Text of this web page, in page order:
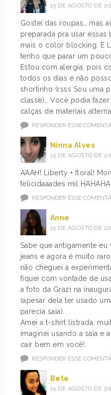
15 DE AGOSTO DE
Gostei das roupas… mas
preparada pra usar essas
mais o color blocking. E
tenho que parar um
Estou com alergia, pois
todos os dias e não
shortinho (rsss Sou uma
classe)… Você podia
calças de materiais
RESPONDER ESSE
Ninna Alves
15 DE AGOSTO DE
AAAH! Liberty + floral!
felicidaaades mil
RESPONDER ESSE
Anne
15 DE AGOSTO DE
Sabe que antigamente eu
jeans e agora é muito
não cheguei a
fiquei com vontade de
a foto da Grazi na
(apesar dela ter usado
parecia saia).
Amei a t-shirt listrada,
imaginei usando a saia e
cair bem em você!
RESPONDER ESSE
Bete
15 DE AGOSTO DE